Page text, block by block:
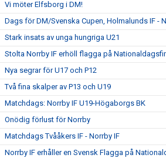
Vi möter Elfsborg i DM!
Dags för DM/Svenska Cupen, Holmalunds IF -
Stark insats av unga hungriga U21
Stolta Norrby IF erhöll flagga på
Nya segrar för U17 och P12
Två fina skalper av P13 och U19
Matchdags: Norrby IF U19-Högaborgs BK
Onödig förlust för Norrby
Matchdags Tvååkers IF - Norrby IF
Norrby IF erhåller en Svensk Flagga på